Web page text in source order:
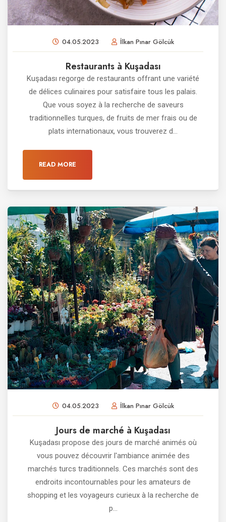
04.05.2023 İlkan Pınar Gölcük
Restaurants à Kuşadası
Kuşadası regorge de restaurants offrant une variété
de délices culinaires pour satisfaire tous les palais.
Que vous soyez à la recherche de saveurs
traditionnelles turques, de fruits de mer frais ou de
plats internationaux, vous trouverez d...
READ MORE
04.05.2023 İlkan Pınar Gölcük
Jours de marché à Kuşadası
Kuşadası propose des jours de marché animés où
vous pouvez découvrir l'ambiance animée des
marchés turcs traditionnels. Ces marchés sont des
endroits incontournables pour les amateurs de
shopping et les voyageurs curieux à la recherche de
p...